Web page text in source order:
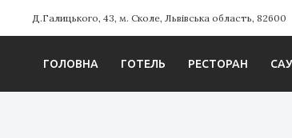
Д.Галицького, 43, м. Сколе, Львівська область, 82600
ГОЛОВНА ГОТЕЛЬ РЕСТОРАН